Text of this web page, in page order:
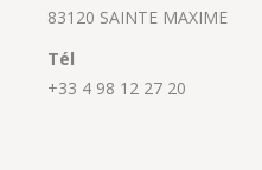
83120 SAINTE MAXIME
Tél
+33 4 98 12 27 20